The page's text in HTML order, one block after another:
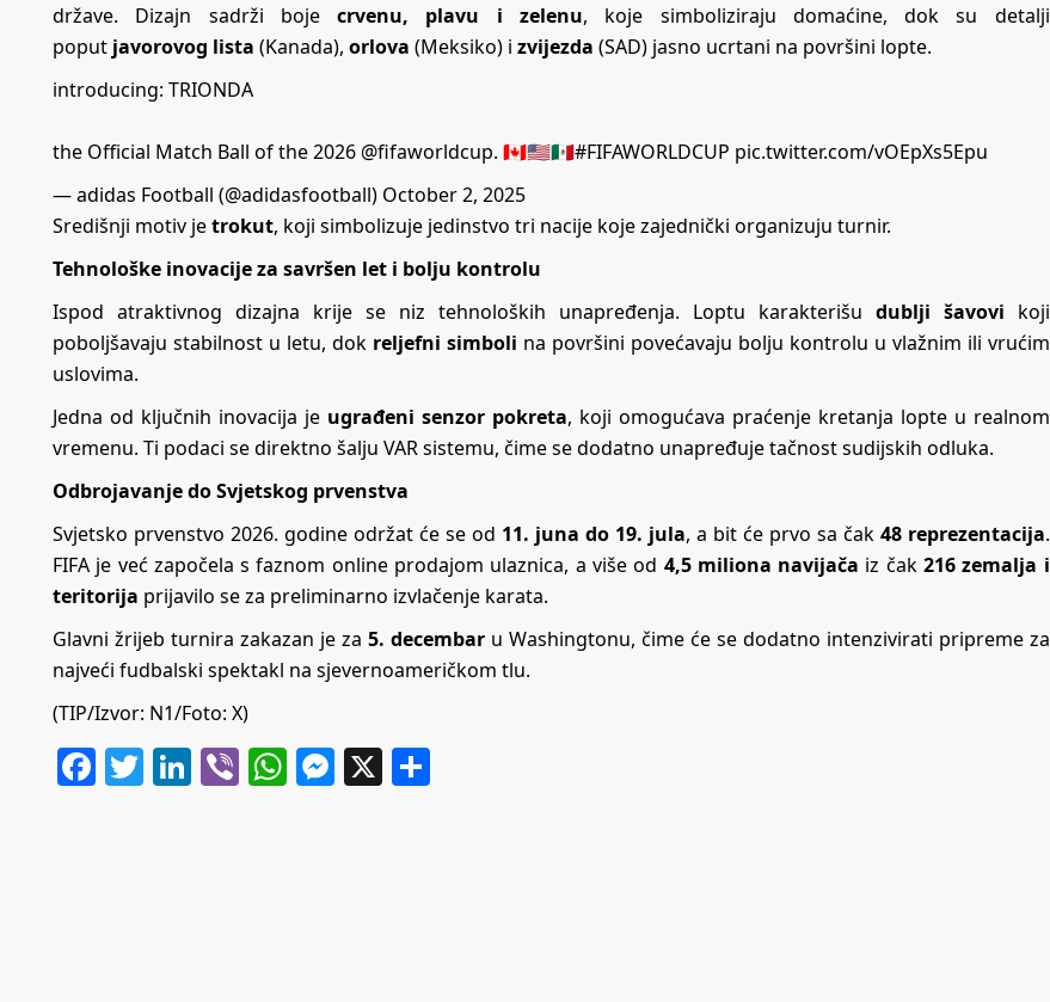
države. Dizajn sadrži bojecrvenu, plavu i zelenu, koje simboliziraju domaćine, dok su detalji
poput javorovog lista (Kanada), orlova (Meksiko) i zvijezda (SAD) jasno ucrtani na površini lopte.
introducing: TRIONDA ​
the Official Match Ball of the 2026 @fifaworldcup. 🇨🇦🇺🇸🇲🇽​#FIFAWORLDCUP pic.twitter.com/vOEpXs5Epu
— adidas Football (@adidasfootball) October 2, 2025
Središnji motiv jetrokut, koji simbolizuje jedinstvo tri nacije koje zajednički organizuju turnir.
Tehnološke inovacije za savršen let i bolju kontrolu
Ispod atraktivnog dizajna krije se niz tehnoloških unapređenja. Loptu karakterišu dublji šavovi koji
poboljšavaju stabilnost u letu, dok reljefni simboli na površini povećavaju bolju kontrolu u vlažnim ili vrućim
uslovima.
Jedna od ključnih inovacija je ugrađeni senzor pokreta, koji omogućava praćenje kretanja lopte u realnom
vremenu. Ti podaci se direktno šalju VAR sistemu, čime se dodatno unapređuje tačnost sudijskih odluka.
Odbrojavanje do Svjetskog prvenstva
Svjetsko prvenstvo 2026. godine održat će se od 11. juna do 19. jula, a bit će prvo sa čak 48 reprezentacija.
FIFA je već započela s faznom online prodajom ulaznica, a više od 4,5 miliona navijača iz čak216 zemalja i
teritorija prijavilo se za preliminarno izvlačenje karata.
Glavni žrijeb turnira zakazan je za 5. decembaru Washingtonu, čime će se dodatno intenzivirati pripreme za
najveći fudbalski spektakl na sjevernoameričkom tlu.
(TIP/Izvor: N1/Foto: X)
Facebook
Twitter
LinkedIn
ViberWhatsApp
Messenger
X